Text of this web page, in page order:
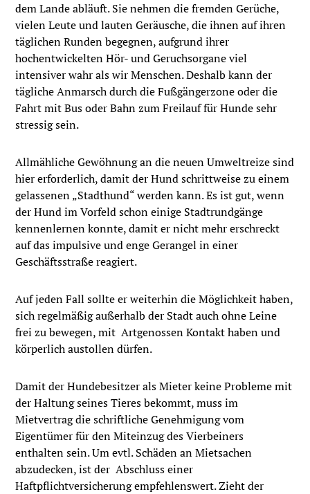
dem Lande abläuft. Sie nehmen die fremden Gerüche,
vielen Leute und lauten Geräusche, die ihnen auf ihren
täglichen Runden begegnen, aufgrund ihrer
hochentwickelten Hör- und Geruchsorgane viel
intensiver wahr als wir Menschen. Deshalb kann der
tägliche Anmarsch durch die Fußgängerzone oder die
Fahrt mit Bus oder Bahn zum Freilauf für Hunde sehr
stressig sein.
Allmähliche Gewöhnung an die neuen Umweltreize sind
hier erforderlich, damit der Hund schrittweise zu einem
gelassenen „Stadthund“ werden kann. Es ist gut, wenn
der Hund im Vorfeld schon einige Stadtrundgänge
kennenlernen konnte, damit er nicht mehr erschreckt
auf das impulsive und enge Gerangel in einer
Geschäftsstraße reagiert.
Auf jeden Fall sollte er weiterhin die Möglichkeit haben,
sich regelmäßig außerhalb der Stadt auch ohne Leine
frei zu bewegen, mit Artgenossen Kontakt haben und
körperlich austollen dürfen.
Damit der Hundebesitzer als Mieter keine Probleme mit
der Haltung seines Tieres bekommt, muss im
Mietvertrag die schriftliche Genehmigung vom
Eigentümer für den Miteinzug des Vierbeiners
enthalten sein. Um evtl. Schäden an Mietsachen
abzudecken, ist der Abschluss einer
Haftpflichtversicherung empfehlenswert. Zieht der